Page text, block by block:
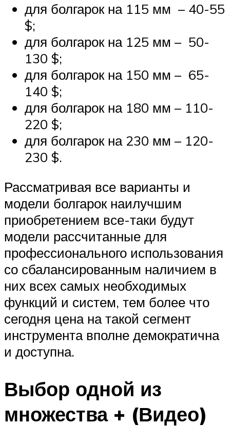
для болгарок на 115 мм – 40-55
$;
для болгарок на 125 мм – 50-
130 $;
для болгарок на 150 мм – 65-
140 $;
для болгарок на 180 мм – 110-
220 $;
для болгарок на 230 мм – 120-
230 $.
Рассматривая все варианты и
модели болгарок наилучшим
приобретением все-таки будут
модели рассчитанные для
профессионального использования
со сбалансированным наличием в
них всех самых необходимых
функций и систем, тем более что
сегодня цена на такой сегмент
инструмента вполне демократична
и доступна.
Выбор одной из
множества + (Видео)